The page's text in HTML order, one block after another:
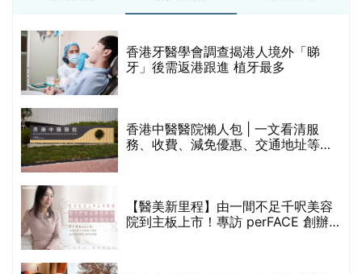
香港牙醫學會調查揭港人境外「睇
牙」後需返港跟進 植牙最多
香港中醫醫院懶人包 | 一文看清服
務、收費、減免優惠、交通地址等
【醫美新里程】由一間不足千呎美容
院到主板上市！專訪 perFACE 創辦